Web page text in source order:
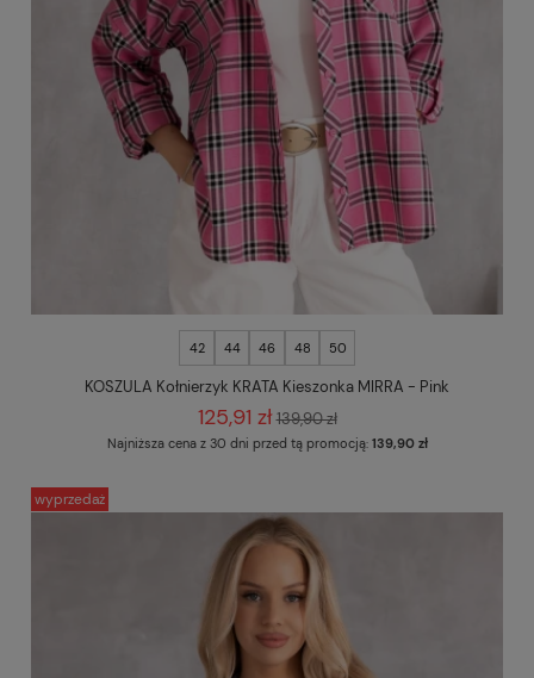
42 44 46 48 50
KOSZULA Kołnierzyk KRATA Kieszonka MIRRA - Pink
125,91 zł139,90 zł
Najniższa cena z 30 dni przed tą promocją: 139,90 zł
wyprzedaż